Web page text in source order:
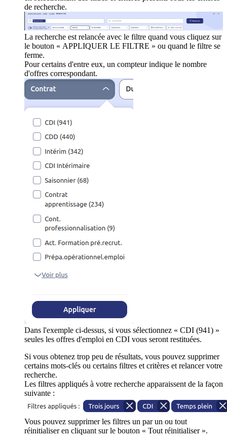
de recherche.
La recherche est relancée avec le filtre quand vous cliquez sur
le bouton « APPLIQUER LE FILTRE » ou quand le filtre se
ferme.
Pour certains d'entre eux, un compteur indique le nombre
d'offres correspondant.
Dans l'exemple ci-dessus, si vous sélectionnez « CDI (941) »
seules les offres d'emploi en CDI vous seront restituées.
Si vous obtenez trop peu de résultats, vous pouvez supprimer
certains mots-clés ou certains filtres et critères et relancer votre
recherche.
Les filtres appliqués à votre recherche apparaissent de la façon
suivante :
Vous pouvez supprimer les filtres un par un ou tout
réinitialiser en cliquant sur le bouton « Tout réinitialiser ».